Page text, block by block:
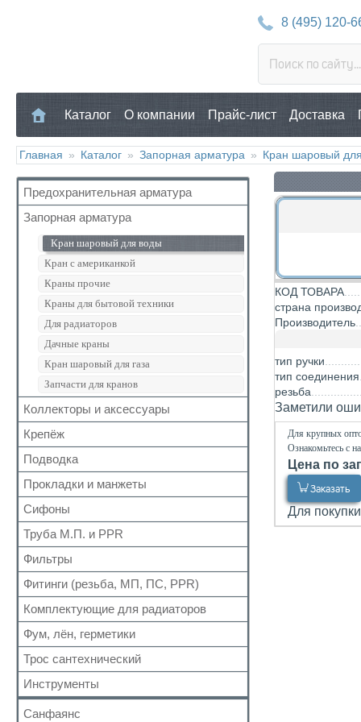
8 (495) 120-
Каталог О компании Прайс-лист Доставка
Главная » Каталог » Запорная арматура » Кран шаровый
Предохранительная арматура
Воздухоотводчик
Клапан предохранительный
Манометр/Термометр
Обратный клапан
Поплавковый клапан
Регулятор давления
Кран Маевского
Группы безопасности
Запорная арматура
Кран шаровый для воды
Кран с американкой
Краны прочие
Краны для бытовой техники
Для радиаторов
Дачные краны
Кран шаровый для газа
Запчасти для кранов
Коллекторы и аксессуары
Аксессуары для коллекторов
Коллекторные группы
Коллекторы
Крепёж
Для труб
Для радиатора
Прочий
Подводка
Газ
Газ сильфон
Вода
Вода сильфон
Вода гигант
к смесителю
к смесителю сильфон
Медь
Шланги для стиральных и посудомоечных
машин
Прокладки и манжеты
Прокладки
Для радиаторов
Сальники
Манжеты для канализационных труб
Наборы
Сифоны
Выпуск
Донный клапан
Колено
Сифон
Обвязка для ванн
Трапы
Трубка
Гофра для сифона
Труба М.П. и PPR
Металлопластиковая
Полипропиленовая
Фильтры
Для обратного клапана
Косой
Прямой
Самопромывной
Другие
Фитинги (резьба, МП, ПС, PPR)
Резьбовые
Для МП труб
Для PPR труб
Для полотенцесушителей
Комплектующие для радиаторов
Наборы
Комплектующие
Краны Маевского
Кронштейны
Фум, лён, герметики
ФУМ
Нить
Лён
Трос сантехнический
Инструменты
Санфаянс
КОД ТОВАРА
страна
Производитель
тип ручки
тип соединения
резьба
Заметили
Для крупных
Ознакомьтесь с
Цена по
Заказать
Для